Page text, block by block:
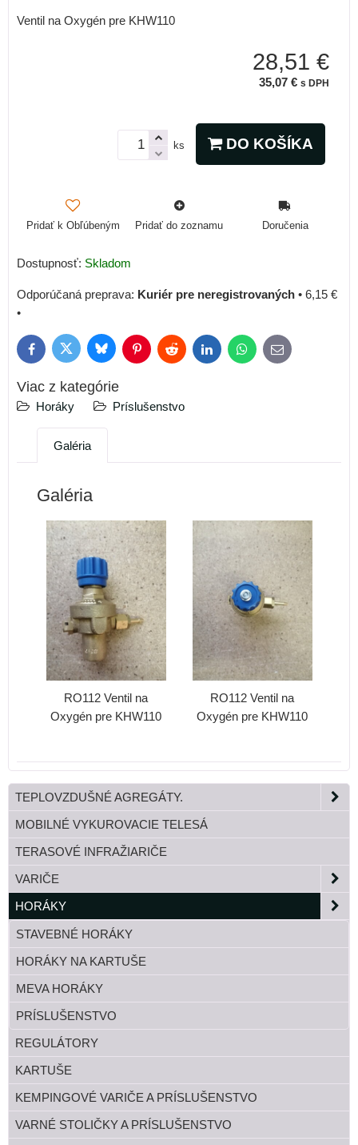
Ventil na Oxygén pre KHW110
28,51 €
35,07 € s DPH
ks DO KOŠÍKA
Pridať k Obľúbeným Pridať do zoznamu Doručenia
Dostupnosť: Skladom
Kuriér pre neregistrovaných • 6,15 €
•
FacebookTwitter BlueskyPinterestReddit LinkedInWhatsApp
E-
mail
Viac z kategórie
Horáky Príslušenstvo
Galéria
Galéria
RO112 Ventil na
Oxygén pre KHW110
RO112 Ventil na
Oxygén pre KHW110
TEPLOVZDUŠNÉ AGREGÁTY.
MOBILNÉ VYKUROVACIE TELESÁ
TERASOVÉ INFRAŽIARIČE
VARIČE
HORÁKY
STAVEBNÉ HORÁKY
HORÁKY NA KARTUŠE
MEVA HORÁKY
PRÍSLUŠENSTVO
REGULÁTORY
KARTUŠE
KEMPINGOVÉ VARIČE A PRÍSLUŠENSTVO
VARNÉ STOLIČKY A PRÍSLUŠENSTVO